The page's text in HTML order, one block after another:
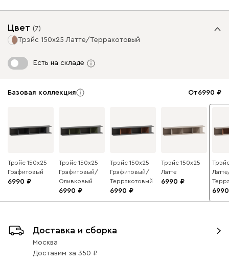
Цвет (7)
Трэйс 150x25 Латте/Терракотовый
Есть на складе
Базовая коллекция От6990
Трэйс 150x25
Графитовый
6990
Трэйс 150x25
Графитовый/
Оливковый
6990
Трэйс 150x25
Графитовый/
Терракотовый
6990
Трэйс 150x25
Латте
6990
6990
Доставка и сборка
Москва
Доставим за 350